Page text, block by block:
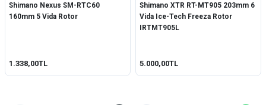
Shimano Nexus SM-RTC60
160mm 5 Vida Rotor
1.338,00TL
Shimano XTR RT-MT905 203mm 6
Vida Ice-Tech Freeza Rotor
IRTMT905L
5.000,00TL